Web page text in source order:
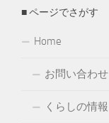
■ ページでさがす
Home
お問い合わせ
くらしの情報